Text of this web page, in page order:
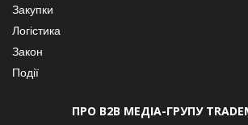
Закупки
Логістика
Закон
Події
ПРО В2В МЕДІА-ГРУПУ